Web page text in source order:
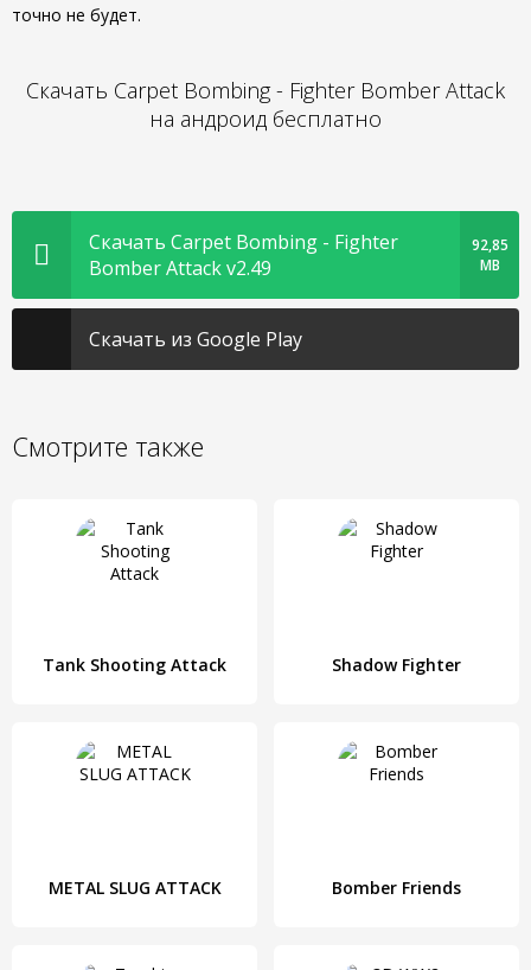
точно не будет.
Скачать Carpet Bombing - Fighter Bomber Attack
на андроид бесплатно
Скачать Carpet Bombing - Fighter
Bomber Attack v2.49
92,85
MB
Скачать из Google Play
Смотрите также
Tank Shooting Attack Shadow Fighter
METAL SLUG ATTACK Bomber Friends